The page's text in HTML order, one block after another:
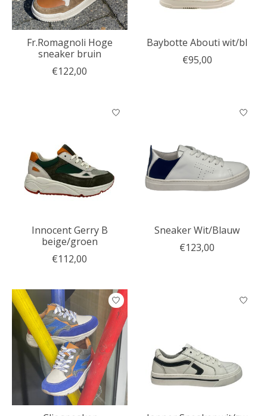
Fr.Romagnoli Hoge
sneaker bruin
€122,00
Baybotte Abouti wit/bl
€95,00
Innocent Gerry B
beige/groen
€112,00
Sneaker Wit/Blauw
€123,00